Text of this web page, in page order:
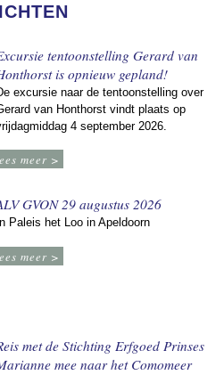
tentoonstelling Gerard van
is opnieuw gepland!
excursie naar de tentoonstelling over
van Honthorst vindt plaats op
4 september 2026.
meer >
GVON 29 augustus 2026
In Paleis het Loo in Apeldoorn
meer >
met de Stichting Erfgoed Prinses
mee naar het Comomeer